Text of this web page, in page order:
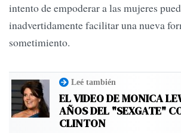
intento de empoderar a las mujeres
inadvertidamente facilitar una nueva
sometimiento.
Leé también
EL VIDEO DE MONICA
AÑOS DEL "SEXGATE"
CLINTON